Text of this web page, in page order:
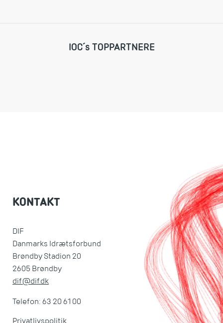
IOC´s TOPPARTNERE
KONTAKT
DIF
Danmarks Idrætsforbund
Brøndby Stadion 20
2605 Brøndby
dif@dif.dk
Telefon: 63 20 61 00